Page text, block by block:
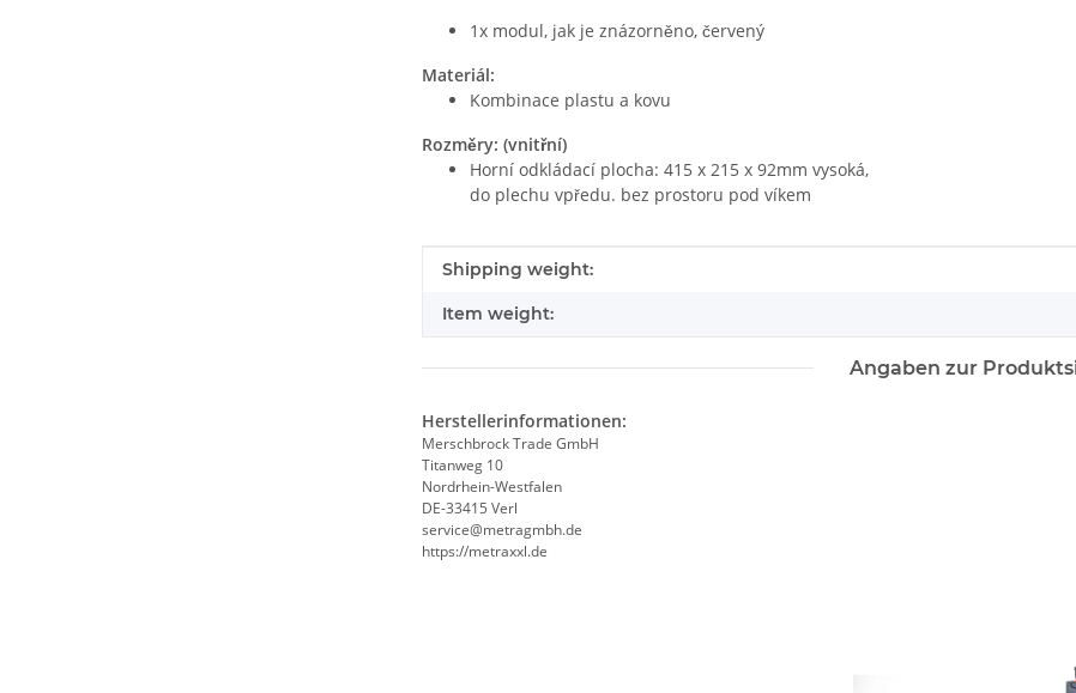
1x modul, jak je znázorněno, červený
Materiál:
Kombinace plastu a kovu
Rozměry: (vnitřní)
Horní odkládací plocha: 415 x 215 x 92mm vysoká,
do plechu vpředu. bez prostoru pod víkem
#productDetails.itemInformation#
#productDetails.itemValue#
Shipping weight:
Item weight:
Angaben zur
Herstellerinformationen:
Merschbrock Trade GmbH
Titanweg 10
Nordrhein-Westfalen
DE-33415 Verl
service@metragmbh.de
https://metraxxl.de